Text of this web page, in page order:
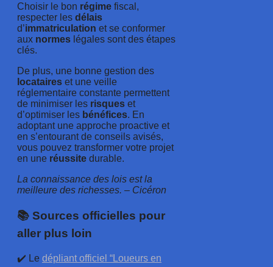
Choisir le bon régime fiscal,
respecter les délais
d’immatriculation et se conformer
aux normes légales sont des étapes
clés.
De plus, une bonne gestion des
locataires et une veille
réglementaire constante permettent
de minimiser les risques et
d’optimiser les bénéfices. En
adoptant une approche proactive et
en s’entourant de conseils avisés,
vous pouvez transformer votre projet
en une réussite durable.
La connaissance des lois est la
meilleure des richesses. – Cicéron
📚 Sources officielles pour
aller plus loin
✔️ Le dépliant officiel “Loueurs en